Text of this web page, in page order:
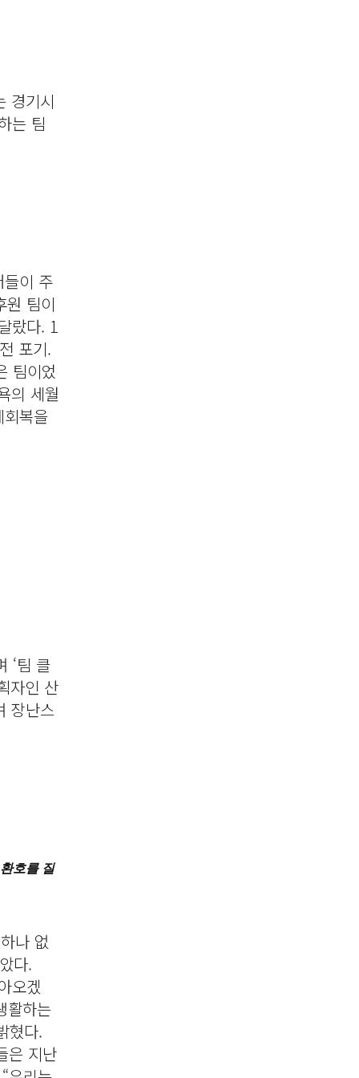
경기시
는 팀
들이 주
원 팀이
랐다. 1
포기.
팀이었
의 세월
복을
‘팀 클
자인 산
장난스
호를 질
나 없
다.
오겠
활하는
혔다.
은 지난